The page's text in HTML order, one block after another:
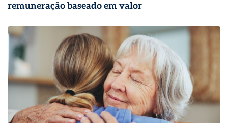
remuneração baseado em valor